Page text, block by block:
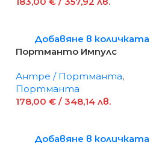
Добавяне в количката
Портманто Импулс
Антре / Портманта,
Портманта
178,00€ / 348,14 лв.
Добавяне в количката